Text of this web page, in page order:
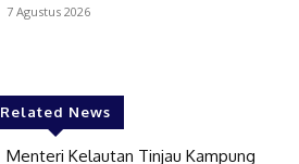
7 Agustus 2026
Related News
Menteri Kelautan Tinjau Kampung